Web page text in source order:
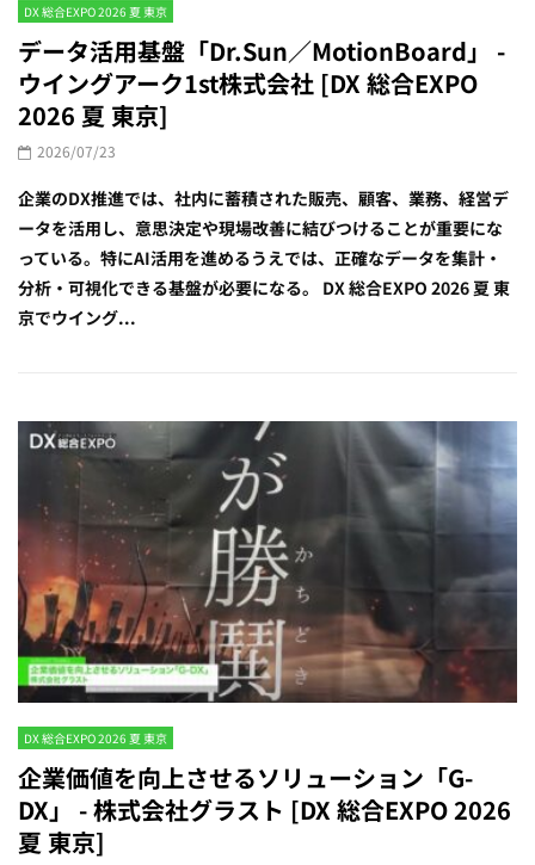
DX 総合EXPO 2026 夏 東京
データ活用基盤「Dr.Sun／MotionBoard」 -
ウイングアーク1st株式会社 [DX 総合EXPO
2026 夏 東京]
2026/07/23
企業のDX推進では、社内に蓄積された販売、顧客、業務、経営デ
ータを活用し、意思決定や現場改善に結びつけることが重要にな
っている。特にAI活用を進めるうえでは、正確なデータを集計・
分析・可視化できる基盤が必要になる。 DX 総合EXPO 2026 夏 東
京でウイング...
DX 総合EXPO 2026 夏 東京
企業価値を向上させるソリューション「G-
DX」 - 株式会社グラスト [DX 総合EXPO 2026
夏 東京]